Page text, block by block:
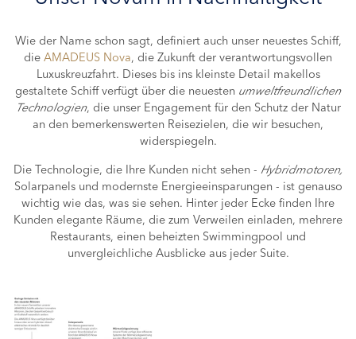
Wie der Name schon sagt, definiert auch unser neuestes Schiff,
die AMADEUS Nova, die Zukunft der verantwortungsvollen
Luxuskreuzfahrt. Dieses bis ins kleinste Detail makellos
gestaltete Schiff verfügt über die neuesten umweltfreundlichen
Technologien, die unser Engagement für den Schutz der Natur
an den bemerkenswerten Reisezielen, die wir besuchen,
widerspiegeln.
Die Technologie, die Ihre Kunden nicht sehen - Hybridmotoren,
Solarpanels und modernste Energieeinsparungen - ist genauso
wichtig wie das, was sie sehen. Hinter jeder Ecke finden Ihre
Kunden elegante Räume, die zum Verweilen einladen, mehrere
Restaurants, einen beheizten Swimmingpool und
unvergleichliche Ausblicke aus jeder Suite.